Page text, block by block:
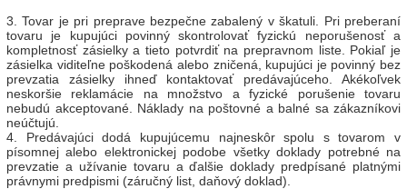
3. Tovar je pri preprave bezpečne zabalený v škatuli. Pri preberaní
tovaru je kupujúci povinný skontrolovať fyzickú neporušenosť a
kompletnosť zásielky a tieto potvrdiť na prepravnom liste. Pokiaľ je
zásielka viditeľne poškodená alebo zničená, kupujúci je povinný bez
prevzatia zásielky ihneď kontaktovať predávajúceho. Akékoľvek
neskoršie reklamácie na množstvo a fyzické porušenie tovaru
nebudú akceptované. Náklady na poštovné a balné sa zákazníkovi
neúčtujú.
4. Predávajúci dodá kupujúcemu najneskôr spolu s tovarom v
písomnej alebo elektronickej podobe všetky doklady potrebné na
prevzatie a užívanie tovaru a ďalšie doklady predpísané platnými
právnymi predpismi (záručný list, daňový doklad).